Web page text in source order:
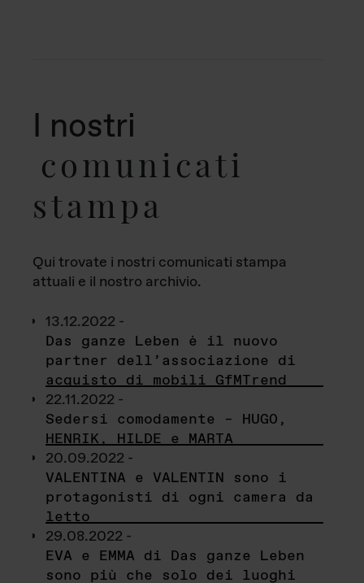
I nostri
comunicati
stampa
Qui trovate i nostri comunicati stampa
attuali e il nostro archivio.
13.12.2022 -
Das ganze Leben è il nuovo
partner dell’associazione di
acquisto di mobili GfMTrend
22.11.2022 -
Sedersi comodamente – HUGO,
HENRIK, HILDE e MARTA
20.09.2022 -
VALENTINA e VALENTIN sono i
protagonisti di ogni camera da
letto
29.08.2022 -
EVA e EMMA di Das ganze Leben
sono più che solo dei luoghi